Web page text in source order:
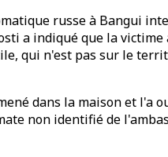
russe à Bangui
a indiqué que la
qui n'est pas sur le
dans la maison et l'a
non identifié de